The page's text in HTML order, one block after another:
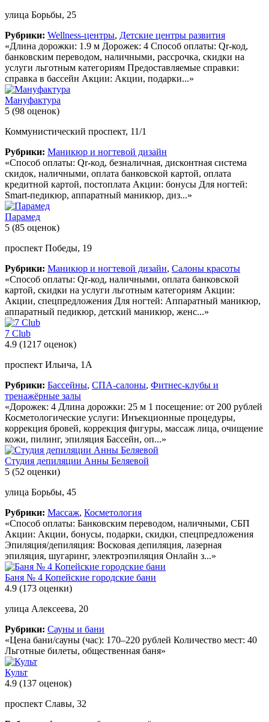
улица Борьбы, 25
Рубрики: Wellness-центры, Детские центры развития
«Длина дорожки: 1.9 м Дорожек: 4 Способ оплаты: Qr-код,
банковским переводом, наличными, рассрочка, скидки на
услуги льготным категориям Предоставляемые справки:
справка в бассейн Акции: Акции, подарки...»
Мануфактура
5 (98 оценок)
Коммунистический проспект, 11/1
Рубрики: Маникюр и ногтевой дизайн
«Способ оплаты: Qr-код, безналичная, дисконтная система
скидок, наличными, оплата банковской картой, оплата
кредитной картой, постоплата Акции: бонусы Для ногтей:
Smart-педикюр, аппаратный маникюр, диз...»
Парамед
5 (85 оценок)
проспект Победы, 19
Рубрики: Маникюр и ногтевой дизайн, Салоны красоты
«Способ оплаты: Qr-код, наличными, оплата банковской
картой, скидки на услуги льготным категориям Акции:
Акции, спецпредложения Для ногтей: Аппаратный маникюр,
аппаратный педикюр, детский маникюр, женс...»
7 Club
4.9 (1217 оценок)
проспект Ильича, 1А
Рубрики: Бассейны, СПА-салоны, Фитнес-клубы и
тренажёрные залы
«Дорожек: 4 Длина дорожки: 25 м 1 посещение: от 200 рублей
Косметологические услуги: Инъекционные процедуры,
коррекция бровей, коррекция фигуры, массаж лица, очищение
кожи, пилинг, эпиляция Бассейн, оп...»
Студия депиляции Анны Беляевой
5 (52 оценки)
улица Борьбы, 45
Рубрики: Массаж, Косметология
«Способ оплаты: Банковским переводом, наличными, СБП
Акции: Акции, бонусы, подарки, скидки, спецпредложения
Эпиляция/депиляция: Восковая депиляция, лазерная
эпиляция, шугаринг, электроэпиляция Онлайн з...»
Баня № 4 Копейские городские бани
4.9 (173 оценки)
улица Алексеева, 20
Рубрики: Сауны и бани
«Цена бани/сауны (час): 170–220 рублей Количество мест: 40
Льготные билеты, общественная баня»
Культ
4.9 (137 оценок)
проспект Славы, 32